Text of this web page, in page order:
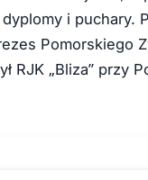
i puchary.
Pomorskiego
RJK „Bliza” przy